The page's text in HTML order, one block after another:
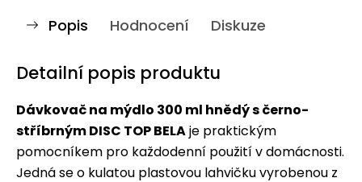
Popis Hodnocení Diskuze
Detailní popis produktu
Dávkovač na mýdlo 300 ml hnědý s černo-
stříbrným DISC TOP BELAje praktickým
pomocníkem pro každodenní použití v domácnosti.
Jedná se o kulatou plastovou lahvičku vyrobenou z